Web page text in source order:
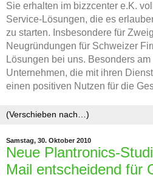
Sie erhalten im bizzcenter e.K.
Service-Lösungen, die es
zu starten. Insbesondere für
Neugründungen für Schweizer
Lösungen bei uns. Besonders
Unternehmen, die mit ihren
einen positiven Nutzen für die
Samstag, 30. Oktober 2010
Neue Plantronics-
Mail entscheidend für